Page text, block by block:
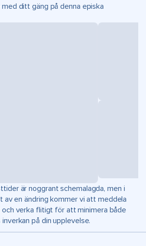
ditt gäng på denna episka
är noggrant schemalagda, men i
av en ändring kommer vi att meddela
verka flitigt för att minimera både
på din upplevelse.